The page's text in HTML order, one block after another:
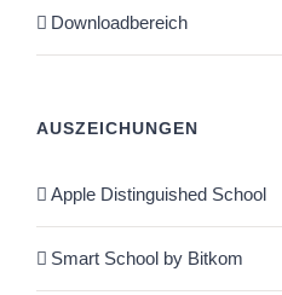
Downloadbereich
AUSZEICHUNGEN
Apple Distinguished School
Smart School by Bitkom